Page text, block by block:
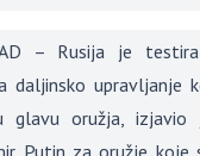
– Rusija je
daljinsko upravljanje
glavu oružja,
Putin za oružje koje